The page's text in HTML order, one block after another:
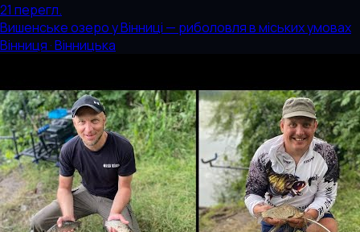
21 перегл.
Вишенське озеро у Вінниці — риболовля в міських умовах
Вінниця · Вінницька